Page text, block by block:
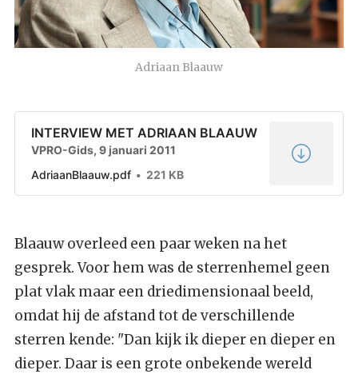
Adriaan Blaauw
INTERVIEW MET ADRIAAN BLAAUW
VPRO-Gids, 9 januari 2011
AdriaanBlaauw.pdf
221 KB
Blaauw overleed een paar weken na het
gesprek. Voor hem was de sterrenhemel geen
plat vlak maar een driedimensionaal beeld,
omdat hij de afstand tot de verschillende
sterren kende: "Dan kijk ik dieper en dieper en
dieper. Daar is een grote onbekende wereld